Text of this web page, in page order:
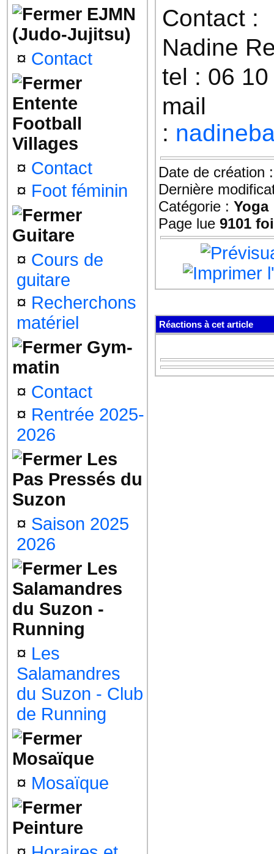
EJMN
(Judo-Jujitsu)
¤ Contact
Entente
Football
Villages
¤ Contact
¤ Foot féminin
Guitare
¤ Cours de
guitare
¤ Recherchons
matériel
Gym-
matin
¤ Contact
¤ Rentrée 2025-
2026
Les
Pas Pressés du
Suzon
¤ Saison 2025
2026
Les
Salamandres
du Suzon -
Running
¤ Les
Salamandres
du Suzon - Club
de Running
Mosaïque
¤ Mosaïque
Peinture
Contact :
Nadine
tel : 06
mail
:
Date de création
Dernière
Catégorie : Yoga
Page lue 9101
Réactions à cet article